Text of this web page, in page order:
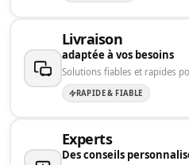
Livraison
adaptée à vos besoins
Solutions fiables et rapides
RAPIDE & FIABLE
Experts
Des conseils